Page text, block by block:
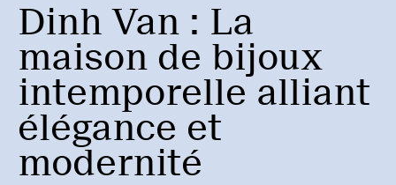
Dinh Van : La
maison de bijoux
intemporelle alliant
élégance et
modernité